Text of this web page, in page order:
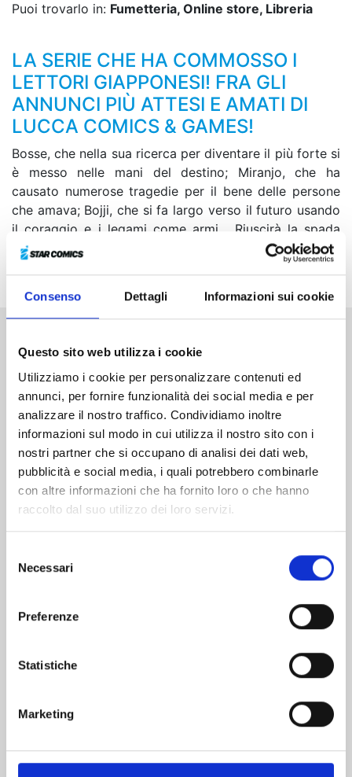
Consenso Dettagli Informazioni sui cookie
Questo sito web utilizza i cookie
Utilizziamo i cookie per personalizzare contenuti ed
annunci, per fornire funzionalità dei social media e per
analizzare il nostro traffico. Condividiamo inoltre
informazioni sul modo in cui utilizza il nostro sito con i
nostri partner che si occupano di analisi dei dati web,
pubblicità e social media, i quali potrebbero combinarle
con altre informazioni che ha fornito loro o che hanno
raccolto dal suo utilizzo dei loro servizi.
delNecessari
Preferenze
Statistiche
Marketing
Puoi trovarlo in: Fumetteria, Online store, Libreria
LA SERIE CHE HA COMMOSSO I
LETTORI GIAPPONESI! FRA GLI
ANNUNCI PIÙ ATTESI E AMATI DI
LUCCA COMICS & GAMES!
Bosse, che nella sua ricerca per diventare il più forte si
è messo nelle mani del destino; Miranjo, che ha
causato numerose tragedie per il bene delle persone
che amava; Bojji, che si fa largo verso il futuro usando
il coraggio e i legami come armi... Riuscirà la spada
reale di quest’ultimo a sconfiggere l’invincibile
Altri volumi della serie